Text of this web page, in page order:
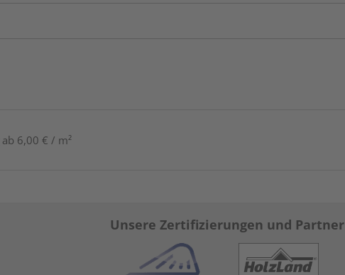
ab 6,00 € / m²
Unsere Zertifizierungen und Partner